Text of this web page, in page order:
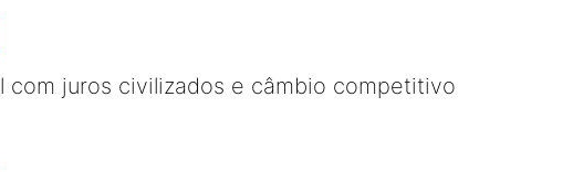
com juros civilizados e câmbio competitivo